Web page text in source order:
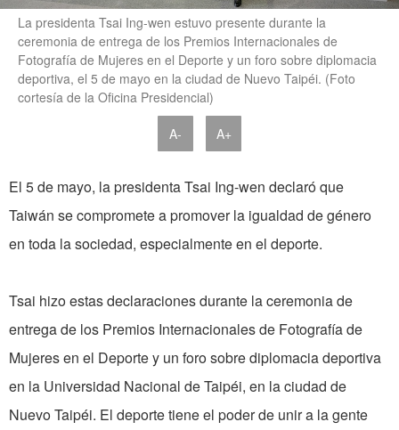
La presidenta Tsai Ing-wen estuvo presente durante la
ceremonia de entrega de los Premios Internacionales de
Fotografía de Mujeres en el Deporte y un foro sobre diplomacia
deportiva, el 5 de mayo en la ciudad de Nuevo Taipéi. (Foto
cortesía de la Oficina Presidencial)
A- A+
El 5 de mayo, la presidenta Tsai Ing-wen declaró que
Taiwán se compromete a promover la igualdad de género
en toda la sociedad, especialmente en el deporte.
Tsai hizo estas declaraciones durante la ceremonia de
entrega de los Premios Internacionales de Fotografía de
Mujeres en el Deporte y un foro sobre diplomacia deportiva
en la Universidad Nacional de Taipéi, en la ciudad de
Nuevo Taipéi. El deporte tiene el poder de unir a la gente